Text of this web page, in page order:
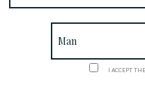
I ACCEPT THE